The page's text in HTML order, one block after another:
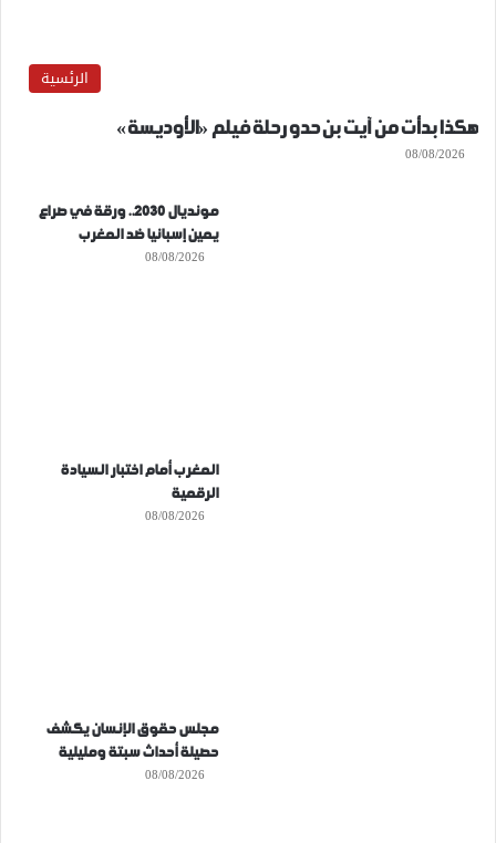
الرئسية
هكذا بدأت من آيت بن حدو رحلة فيلم «الأوديسة»
08/08/2026
مونديال 2030.. ورقة في صراع
يمين إسبانيا ضد المغرب
08/08/2026
المغرب أمام اختبار السيادة
الرقمية
08/08/2026
مجلس حقوق الإنسان يكشف
حصيلة أحداث سبتة ومليلية
08/08/2026